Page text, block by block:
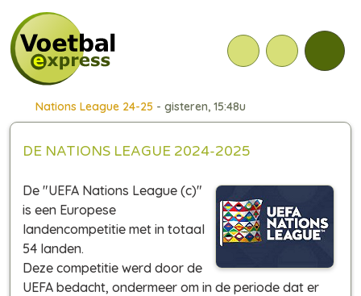
Nations League 24-25 - gisteren, 15:48u
DE NATIONS LEAGUE 2024-2025
De "UEFA Nations League (c)"
is een Europese
landencompetitie met in totaal
54 landen.
Deze competitie werd door de
UEFA bedacht, ondermeer om in de periode dat er